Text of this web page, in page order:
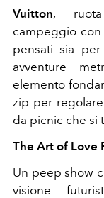
Vuitton,
campeggio con
pensati sia
avventure
elemento
zip per
da picnic che si
The Art of Love
Un peep show
visione